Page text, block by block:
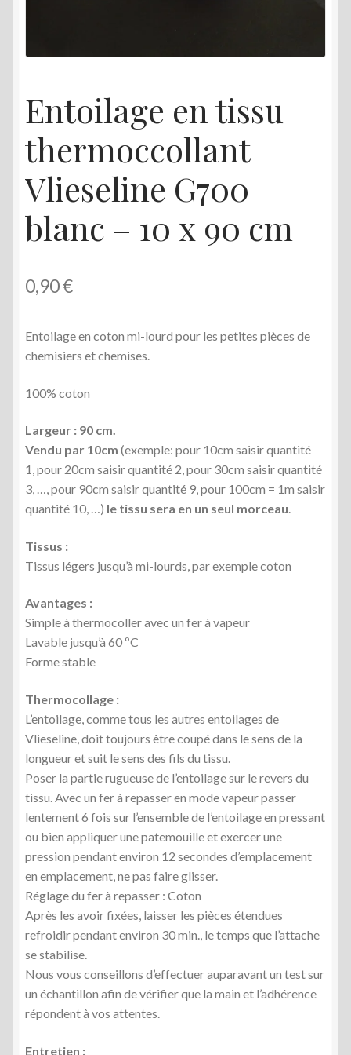
Entoilage en tissu
thermoccollant
Vlieseline G700
blanc – 10 x 90 cm
0,90€
Entoilage en coton mi-lourd pour les petites pièces de
chemisiers et chemises.
100% coton
Largeur : 90 cm.
Vendu par 10cm (exemple: pour 10cm saisir quantité
1, pour 20cm saisir quantité 2, pour 30cm saisir quantité
3, …, pour 90cm saisir quantité 9, pour 100cm = 1m saisir
quantité 10, …) le tissu sera en un seul morceau.
Tissus :
Tissus légers jusqu’à mi-lourds, par exemple coton
Avantages :
Simple à thermocoller avec un fer à vapeur
Lavable jusqu’à 60 ºC
Forme stable
Thermocollage :
L’entoilage, comme tous les autres entoilages de
Vlieseline, doit toujours être coupé dans le sens de la
longueur et suit le sens des fils du tissu.
Poser la partie rugueuse de l’entoilage sur le revers du
tissu. Avec un fer à repasser en mode vapeur passer
lentement 6 fois sur l’ensemble de l’entoilage en pressant
ou bien appliquer une patemouille et exercer une
pression pendant environ 12 secondes d’emplacement
en emplacement, ne pas faire glisser.
Réglage du fer à repasser : Coton
Après les avoir fixées, laisser les pièces étendues
refroidir pendant environ 30 min., le temps que l’attache
se stabilise.
Nous vous conseillons d’effectuer auparavant un test sur
un échantillon afin de vérifier que la main et l’adhérence
répondent à vos attentes.
Entretien :